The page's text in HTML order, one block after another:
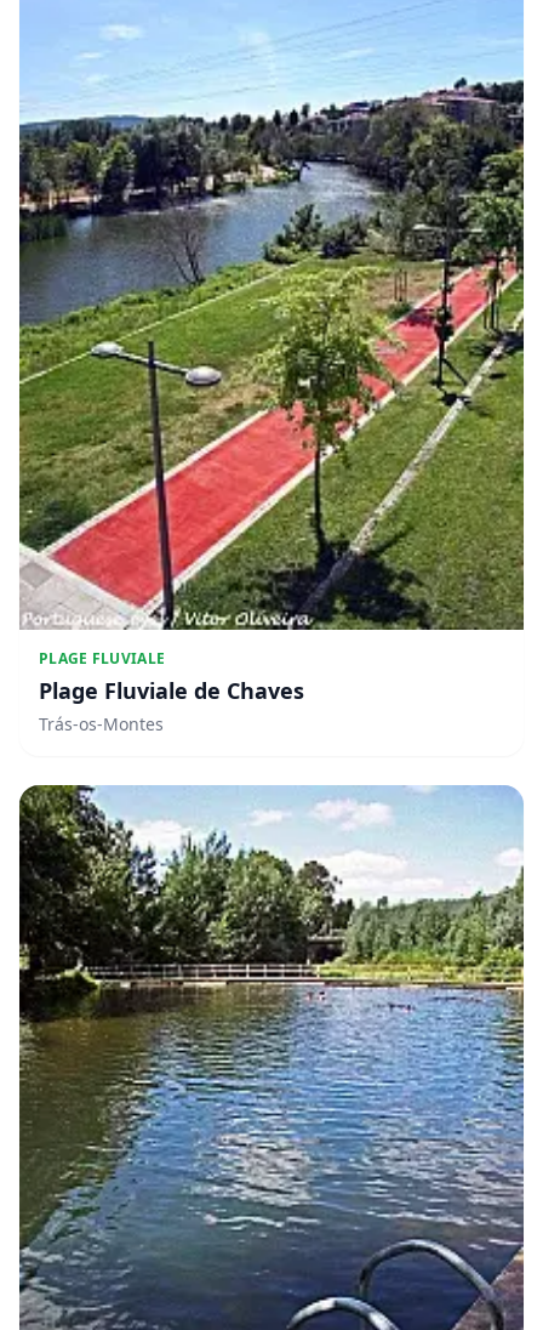
PLAGE FLUVIALE
Plage Fluviale de Chaves
Trás-os-Montes